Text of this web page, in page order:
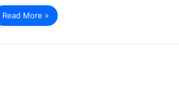
Read More »